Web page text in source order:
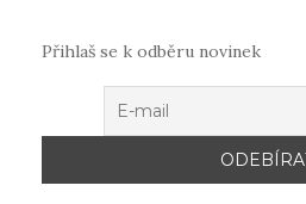
Přihlaš se k odběru novinek